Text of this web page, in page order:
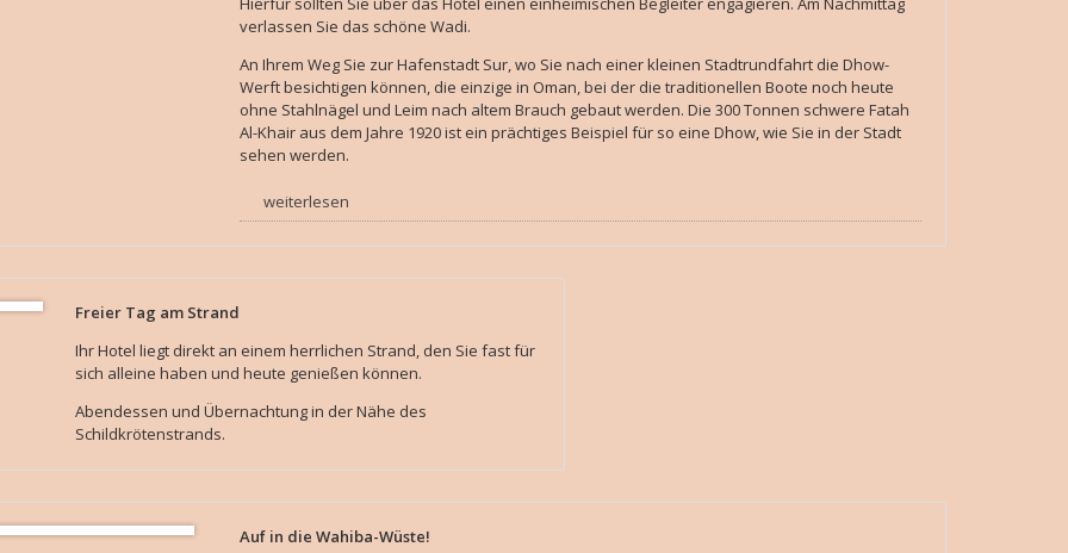
verlassen Sie das schöne Wadi.
An Ihrem Weg Sie zur Hafenstadt Sur, wo Sie nach einer kleinen Stadtrundfahrt die Dhow-
Werft besichtigen können, die einzige in Oman, bei der die traditionellen Boote noch heute
ohne Stahlnägel und Leim nach altem Brauch gebaut werden. Die 300 Tonnen schwere Fatah
Al-Khair aus dem Jahre 1920 ist ein prächtiges Beispiel für so eine Dhow, wie Sie in der Stadt
sehen werden.
weiterlesen
Freier Tag am Strand
Ihr Hotel liegt direkt an einem herrlichen Strand, den Sie fast für
sich alleine haben und heute genießen können.
Abendessen und Übernachtung in der Nähe des
Schildkrötenstrands.
Auf in die Wahiba-Wüste!